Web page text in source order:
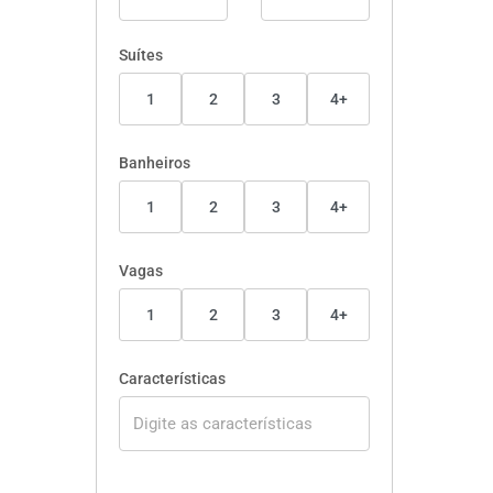
Suítes
1 2 3 4+
Banheiros
1 2 3 4+
Vagas
1 2 3 4+
Características